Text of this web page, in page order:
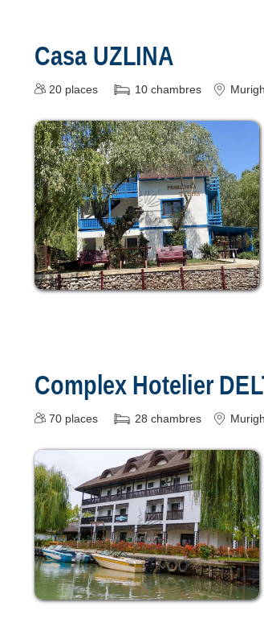
Casa UZLINA
20 places 10 chambres
Complex Hotelier
70 places 28 chambres